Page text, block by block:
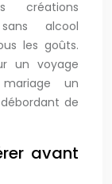
créations
alcool
les goûts.
un voyage
un
de
avant